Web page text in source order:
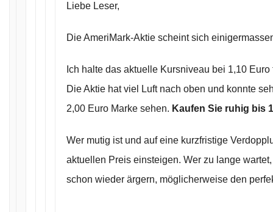
Liebe Leser,
Die AmeriMark-Aktie scheint sich
Ich halte das aktuelle Kursniveau bei 1,10
Die Aktie hat viel Luft nach oben und konnte
2,00 Euro Marke sehen. Kaufen Sie ruhig bis
Wer mutig ist und auf eine kurzfristige
aktuellen Preis einsteigen. Wer zu lange
schon wieder ärgern, möglicherweise den